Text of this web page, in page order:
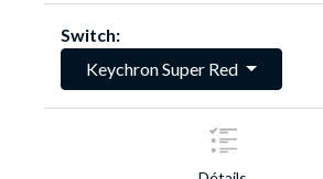
Switch:
Keychron Super Red